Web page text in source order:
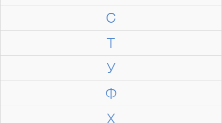
С
Т
У
Ф
Х